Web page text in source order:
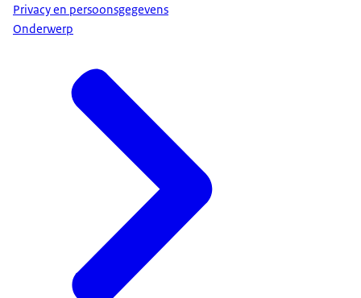
Privacy en persoonsgegevens
Onderwerp